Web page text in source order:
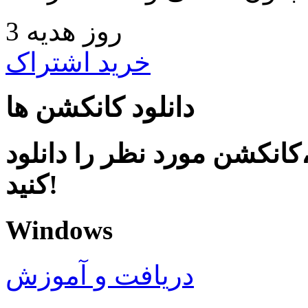
3 روز هدیه
خرید اشتراک
دانلود کانکشن ها
مورد نظر را دانلود
کنید!
Windows
دریافت و آموزش